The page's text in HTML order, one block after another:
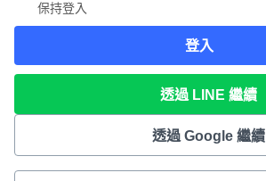
保持登入
登入
透過 LINE 繼續
透過 Google 繼續